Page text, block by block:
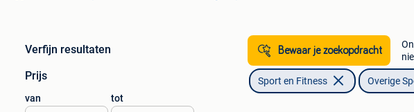
Verfijn resultaten
Prijs
van tot
Bewaar je zoekopdracht
Sport en Fitness Overige